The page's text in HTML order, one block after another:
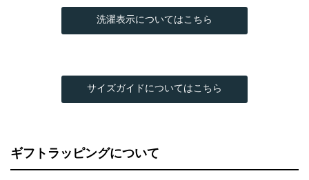
洗濯表示についてはこちら
サイズガイドについてはこちら
ギフトラッピングについて